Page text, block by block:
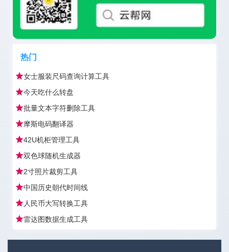
热门
女士服装尺码查询计算工具
今天吃什么转盘
批量文本字符删除工具
摩斯电码翻译器
42U机柜管理工具
双色球随机生成器
2寸照片裁剪工具
中国历史朝代时间线
人民币大写转换工具
雷达图数据生成工具